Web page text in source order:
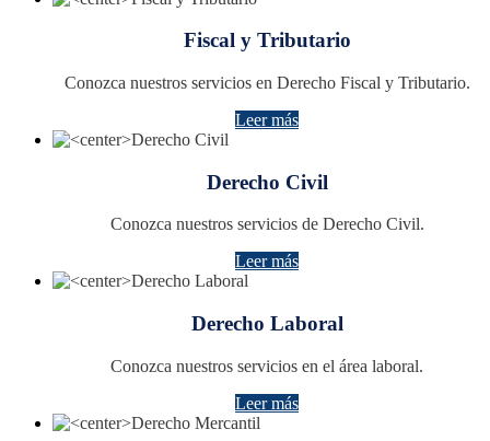
Fiscal y Tributario
Conozca nuestros servicios en Derecho Fiscal y Tributario.
Leer más
Derecho Civil
Conozca nuestros servicios de Derecho Civil.
Leer más
Derecho Laboral
Conozca nuestros servicios en el área laboral.
Leer más